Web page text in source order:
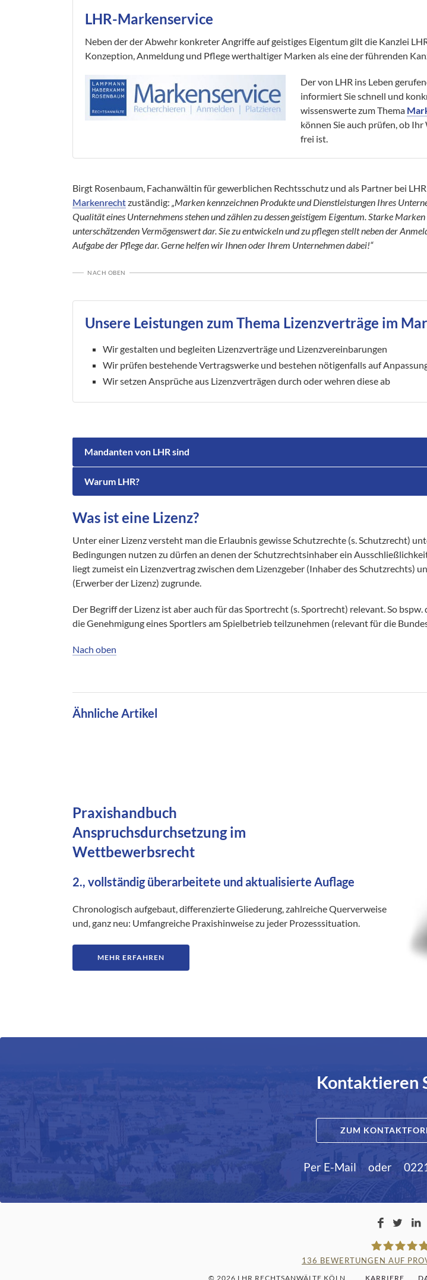
LHR-Markenservice
Neben der der Abwehr konkreter Angriffe auf geistiges Eigentum gilt die Kanzlei
Konzeption, Anmeldung und Pflege werthaltiger Marken als eine der führenden
Der von LHR ins Leben
informiert Sie schnell und
wissenswerte zum Thema
können Sie auch prüfen, ob
frei ist.
Birgt Rosenbaum, Fachanwältin für gewerblichen Rechtsschutz und als Partner bei
Markenrechtzuständig: „Marken kennzeichnen Produkte und Dienstleistungen Ihres
Qualität eines Unternehmens stehen und zählen zu dessen geistigem Eigentum. Starke
unterschätzenden Vermögenswert dar. Sie zu entwickeln und zu pflegen stellt neben der
Aufgabe der Pflege dar. Gerne helfen wir Ihnen oder Ihrem Unternehmen dabei!“
NACH OBEN
Unsere Leistungen zum Thema Lizenzverträge im
Wir gestalten und begleiten Lizenzverträge und Lizenzvereinbarungen
Wir prüfen bestehende Vertragswerke und bestehen nötigenfalls auf
Wir setzen Ansprüche aus Lizenzverträgen durch oder wehren diese ab
Mandanten von LHR sind
Warum LHR?
Was ist eine Lizenz?
Unter einer Lizenz versteht man die Erlaubnis gewisse Schutzrechte (s. Schutzrecht)
Bedingungen nutzen zu dürfen an denen der Schutzrechtsinhaber ein
liegt zumeist ein Lizenzvertrag zwischen dem Lizenzgeber (Inhaber des Schutzrechts)
(Erwerber der Lizenz) zugrunde.
Der Begriff der Lizenz ist aber auch für das Sportrecht (s. Sportrecht) relevant. So bspw.
die Genehmigung eines Sportlers am Spielbetrieb teilzunehmen (relevant für die
Nach oben
Ähnliche Artikel
Praxishandbuch
Anspruchsdurchsetzung im
Wettbewerbsrecht
2., vollständig überarbeitete und aktualisierte Auflage
Chronologisch aufgebaut, differenzierte Gliederung, zahlreiche Querverweise
und, ganz neu: Umfangreiche Praxishinweise zu jeder Prozesssituation.
MEHR ERFAHREN
Kontaktieren
ZUM
Per E-Mail oder
136 BEWERTUNGEN AUF
© 2026 LHR RECHTSANWÄLTE KÖLN KARRIERE